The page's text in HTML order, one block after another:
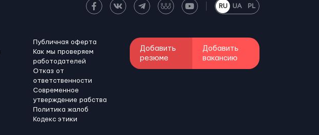
RU UA PL
Публичная оферта
Как мы проверяем
работодателей
Отказ от
ответственности
Современное
утверждение рабства
Политика жалоб
Кодекс этики
Добавить
резюме
Добавить
вакансию